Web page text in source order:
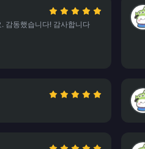
감동했습니다! 감사합니다